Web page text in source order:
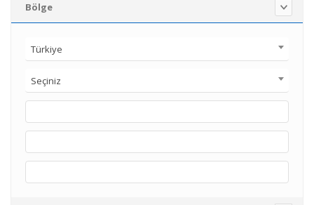
Bölge
Türkiye
Seçiniz